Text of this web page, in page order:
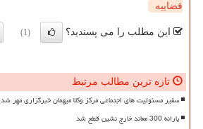
قضاییه
این مطلب را می پسندید؟ (1)
تازه ترین مطالب مرتبط
سفیر مسئولیت های اجتماعی مرکز وکلا میهمان خبرگزاری مهر شد
یارانه 300 معاند خارج نشین قطع شد